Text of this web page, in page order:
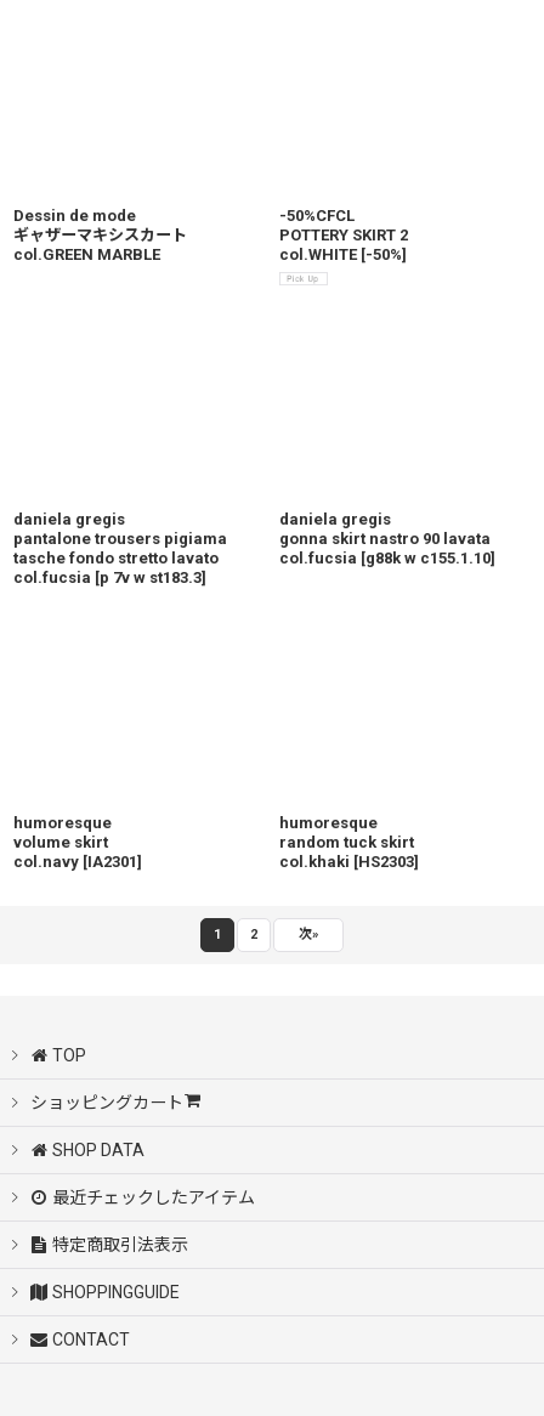
Dessin de mode
ギャザーマキシスカート
col.GREEN MARBLE
-50%CFCL
POTTERY SKIRT 2
col.WHITE [-50%]
daniela gregis
pantalone trousers pigiama
tasche fondo stretto lavato
col.fucsia [p 7v w st183.3]
daniela gregis
gonna skirt nastro 90 lavata
col.fucsia [g88k w c155.1.10]
humoresque
volume skirt
col.navy [IA2301]
humoresque
random tuck skirt
col.khaki [HS2303]
1 2 次»
TOP
ショッピングカート
SHOP DATA
最近チェックしたアイテム
特定商取引法表示
SHOPPINGGUIDE
CONTACT